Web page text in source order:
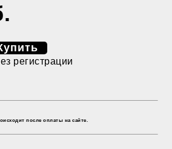
регистрации
после оплаты на сайте.